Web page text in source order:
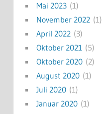
Mai 2023(1)
November 2022(1)
April 2022(3)
Oktober 2021(5)
Oktober 2020(2)
August 2020(1)
Juli 2020(1)
Januar 2020(1)